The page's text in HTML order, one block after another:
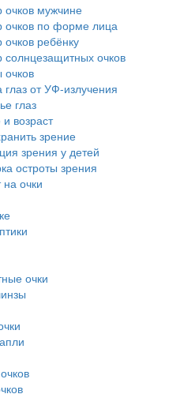
очков мужчине
очков по форме лица
очков ребёнку
солнцезащитных очков
глаз от УФ-излучения
глаз
возраст
зрение
зрения у детей
остроты зрения
на очки
очки